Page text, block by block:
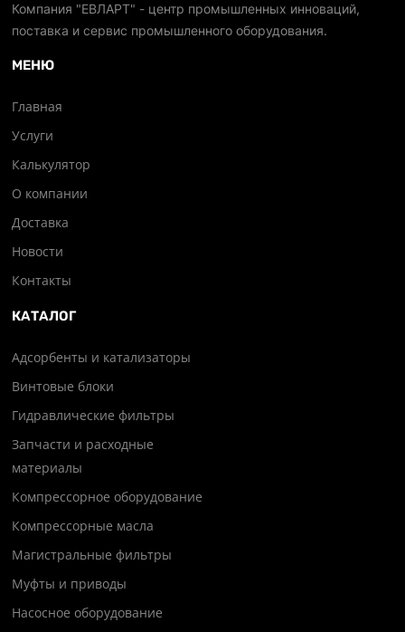
Компания "ЕВЛАРТ" - центр промышленных инноваций,
поставка и сервис промышленного оборудования.
МЕНЮ
Главная
Услуги
Калькулятор
О компании
Доставка
Новости
Контакты
КАТАЛОГ
Адсорбенты и катализаторы
Винтовые блоки
Гидравлические фильтры
Запчасти и расходные
материалы
Компрессорное оборудование
Компрессорные масла
Магистральные фильтры
Муфты и приводы
Насосное оборудование